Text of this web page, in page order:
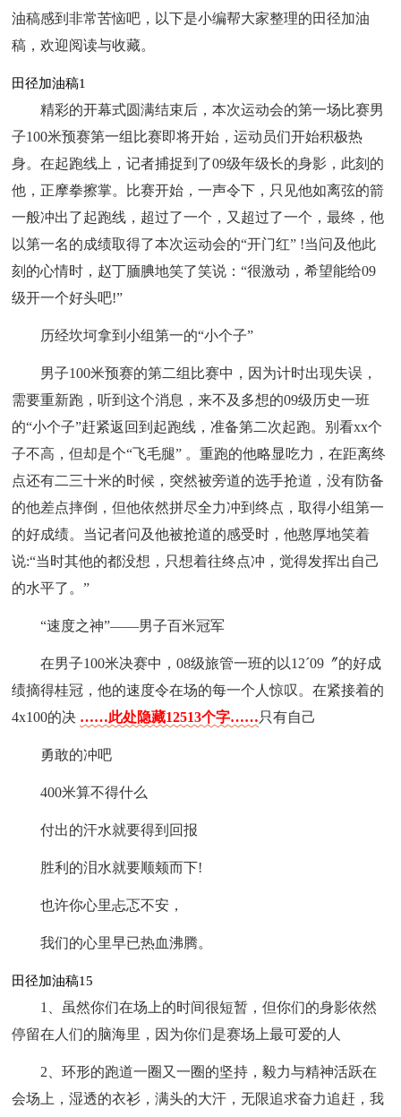
油稿感到非常苦恼吧，以下是小编帮大家整理的田径加油
稿，欢迎阅读与收藏。
田径加油稿1
精彩的开幕式圆满结束后，本次运动会的第一场比赛男
子100米预赛第一组比赛即将开始，运动员们开始积极热
身。在起跑线上，记者捕捉到了09级年级长的身影，此刻的
他，正摩拳擦掌。比赛开始，一声令下，只见他如离弦的箭
一般冲出了起跑线，超过了一个，又超过了一个，最终，他
以第一名的成绩取得了本次运动会的“开门红” !当问及他此
刻的心情时，赵丁腼腆地笑了笑说：“很激动，希望能给09
级开一个好头吧!”
历经坎坷拿到小组第一的“小个子”
男子100米预赛的第二组比赛中，因为计时出现失误，
需要重新跑，听到这个消息，来不及多想的09级历史一班
的“小个子”赶紧返回到起跑线，准备第二次起跑。别看xx个
子不高，但却是个“飞毛腿” 。重跑的他略显吃力，在距离终
点还有二三十米的时候，突然被旁道的选手抢道，没有防备
的他差点摔倒，但他依然拼尽全力冲到终点，取得小组第一
的好成绩。当记者问及他被抢道的感受时，他憨厚地笑着
说:“当时其他的都没想，只想着往终点冲，觉得发挥出自己
的水平了。”
“速度之神”——男子百米冠军
在男子100米决赛中，08级旅管一班的以12ˊ09〞的好成
绩摘得桂冠，他的速度令在场的每一个人惊叹。在紧接着的
4x100的决 ……此处隐藏12513个字…… 只有自己
勇敢的冲吧
400米算不得什么
付出的汗水就要得到回报
胜利的泪水就要顺颊而下!
也许你心里忐忑不安，
我们的心里早已热血沸腾。
田径加油稿15
1、虽然你们在场上的时间很短暂，但你们的身影依然
停留在人们的脑海里，因为你们是赛场上最可爱的人
2、环形的跑道一圈又一圈的坚持，毅力与精神活跃在
会场上，湿透的衣衫，满头的大汗，无限追求奋力追赶，我